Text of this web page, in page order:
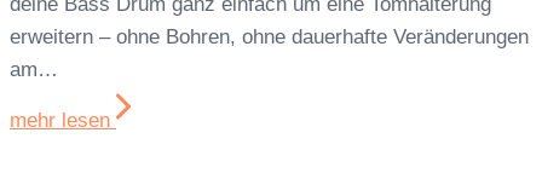
deine Bass Drum ganz einfach um eine Tomhalterung
erweitern – ohne Bohren, ohne dauerhafte Veränderungen
am…
mehr lesen